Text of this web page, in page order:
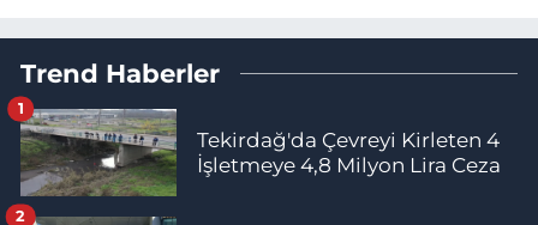
Trend Haberler
Tekirdağ'da Çevreyi Kirleten 4
İşletmeye 4,8 Milyon Lira Ceza
1
2